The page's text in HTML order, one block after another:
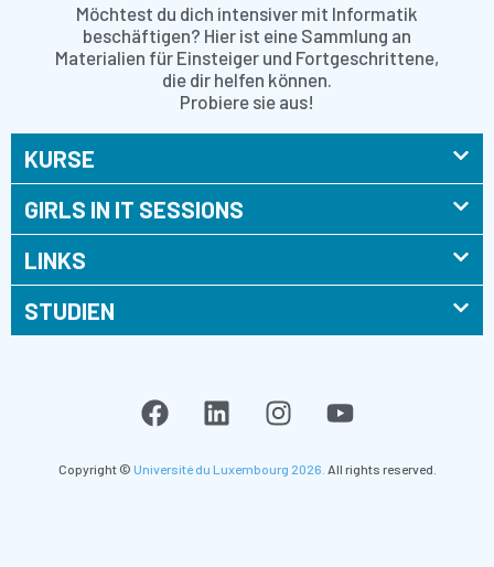
Möchtest du dich intensiver mit Informatik
beschäftigen? Hier ist eine Sammlung an
Materialien für Einsteiger und Fortgeschrittene,
die dir helfen können.
Probiere sie aus!
KURSE
GIRLS IN IT SESSIONS
LINKS
STUDIEN
Copyright © Université du Luxembourg 2026. All rights reserved.